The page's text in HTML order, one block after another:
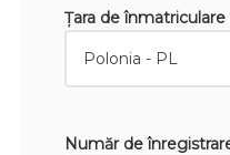
Țara de
Număr de